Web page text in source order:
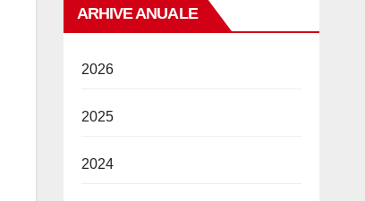
ARHIVE ANUALE
2026
2025
2024